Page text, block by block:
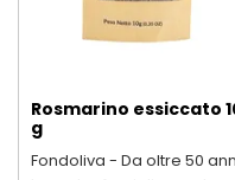
Rosmarino essiccato
g
Fondoliva - Da oltre 50